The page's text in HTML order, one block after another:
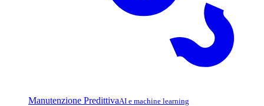
Manutenzione PredittivaAI e machine learning